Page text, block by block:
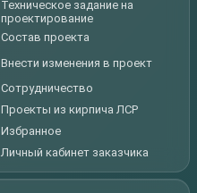
Техническое задание на
проектирование
Состав проекта
Внести изменения в проект
Сотрудничество
Проекты из кирпича ЛСР
Избранное
Личный кабинет заказчика